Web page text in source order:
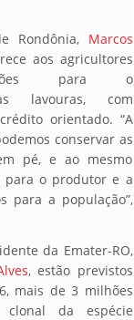
Rondônia, Marcos
aos agricultores
para o
lavouras, com
orientado. “A
conservar as
pé, e ao mesmo
para o produtor e a
para a população”,
da Emater-RO,
, estão previstos
mais de 3 milhões
da espécie